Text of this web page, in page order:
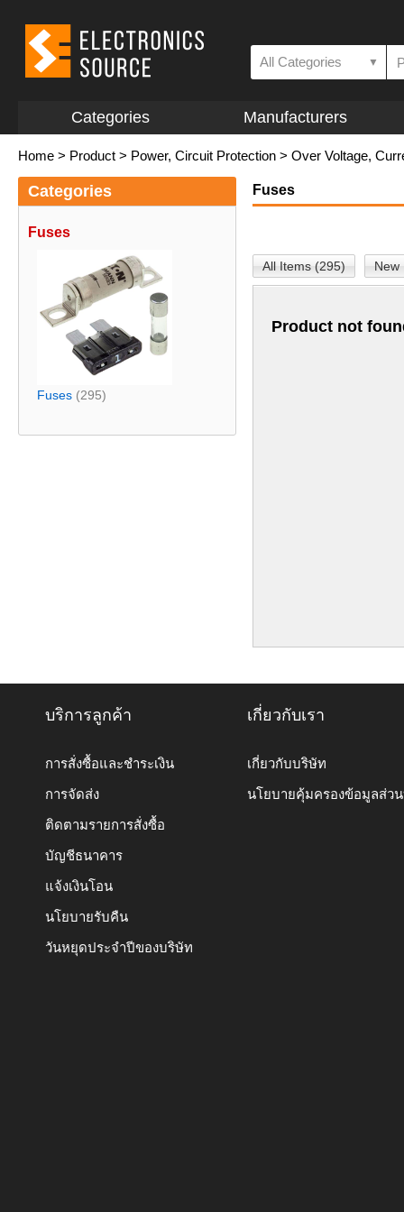
All Categories ▼
Categories Manufacturers
Home > Product > Power, Circuit Protection > Over Voltage,
Categories
Fuses
Fuses (295)
Fuses
All Items (295) New
Product not
บริการลูกค้า
การสั่งซื้อและชำระเงิน
การจัดส่ง
ติดตามรายการสั่งซื้อ
บัญชีธนาคาร
แจ้งเงินโอน
นโยบายรับคืน
วันหยุดประจำปีของบริษัท
เกี่ยวกับเรา
เกี่ยวกับบริษัท
นโยบายคุ้มครองข้อมูลส่ว